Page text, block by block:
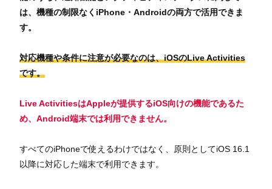
は、機種の制限なくiPhone・Androidの両方で活用できま
す。
対応機種や条件に注意が必要なのは、iOSのLive Activities
です。
Live ActivitiesはAppleが提供するiOS向けの機能であるた
め、Android端末では利用できません。
すべてのiPhoneで使えるわけではなく、原則としてiOS 16.1
以降に対応した端末で利用できます。